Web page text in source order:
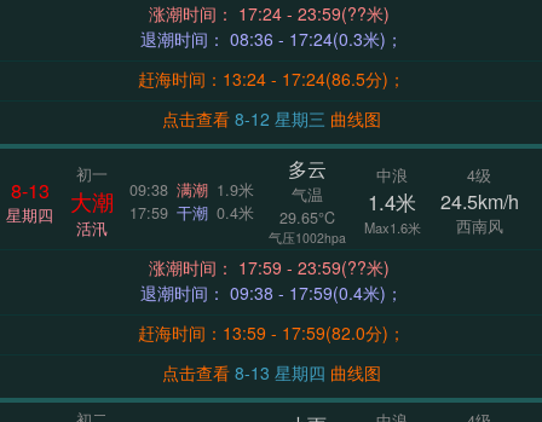
涨潮时间： 17:24 - 23:59(??米)
退潮时间： 08:36 - 17:24(0.3米)；
赶海时间：13:24 - 17:24(86.5分)；
点击查看
8-12 星期三 曲线图
8-13
星期四
初一
大潮
活汛
09:38 满潮 1.9米
17:59 干潮 0.4米
多云
气温
29.65°C
气压1002hpa
中浪
1.4米
Max1.6米
4级
24.5km/h
西南风
涨潮时间： 17:59 - 23:59(??米)
退潮时间： 09:38 - 17:59(0.4米)；
赶海时间：13:59 - 17:59(82.0分)；
点击查看
8-13 星期四 曲线图